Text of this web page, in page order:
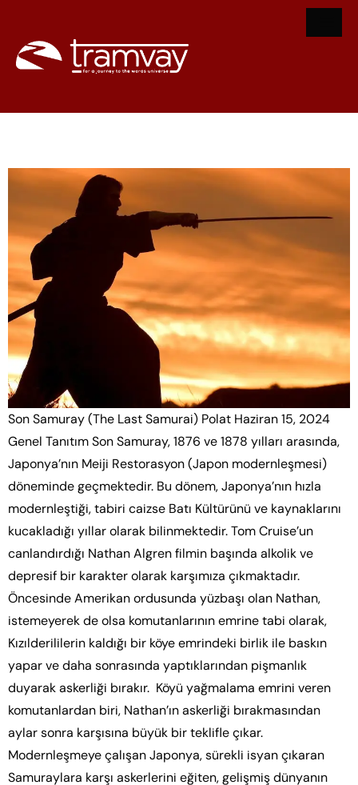
Son Samuray (The Last Samurai) Polat Haziran 15, 2024
Genel Tanıtım Son Samuray, 1876 ve 1878 yılları arasında,
Japonya’nın Meiji Restorasyon (Japon modernleşmesi)
döneminde geçmektedir. Bu dönem, Japonya’nın hızla
modernleştiği, tabiri caizse Batı Kültürünü ve kaynaklarını
kucakladığı yıllar olarak bilinmektedir. Tom Cruise’un
canlandırdığı Nathan Algren filmin başında alkolik ve
depresif bir karakter olarak karşımıza çıkmaktadır.
Öncesinde Amerikan ordusunda yüzbaşı olan Nathan,
istemeyerek de olsa komutanlarının emrine tabi olarak,
Kızılderililerin kaldığı bir köye emrindeki birlik ile baskın
yapar ve daha sonrasında yaptıklarından pişmanlık
duyarak askerliği bırakır. Köyü yağmalama emrini veren
komutanlardan biri, Nathan’ın askerliği bırakmasından
aylar sonra karşısına büyük bir teklifle çıkar.
Modernleşmeye çalışan Japonya, sürekli isyan çıkaran
Samuraylara karşı askerlerini eğiten, gelişmiş dünyanın